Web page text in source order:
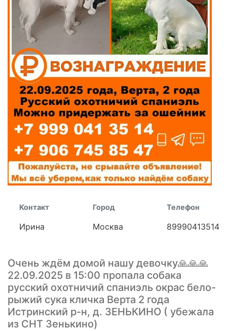
Контакт
Ирина
Город
Москва
Телефон
89990413514
Очень ждём домой нашу девочку🙏🙏🙏
22.09.2025 в 15:00 пропала собака
русский охотничий спаниэль окрас бело-
рыжий сука кличка Верта 2 года
Истринский р-н, д. ЗЕНЬКИНО ( убежала
из СНТ Зенькино)